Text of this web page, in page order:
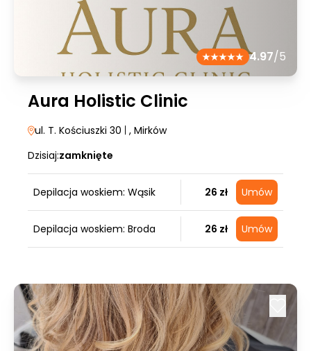
4.97/5
Aura Holistic Clinic
ul. T. Kościuszki 30 , Mirków
Dzisiaj:zamknięte
Depilacja woskiem: Wąsik 26 zł Umów
Depilacja woskiem: Broda 26 zł Umów